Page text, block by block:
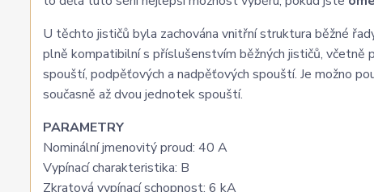
U těchto jističů byla zachována vnitřní struktura běžné
plně kompatibilní s příslušenstvím běžných jističů, včetně
spouští, podpěťových a nadpěťových spouští. Je možno
současně až dvou jednotek spouští.
PARAMETRY
Nominální jmenovitý proud: 40 A
Vypínací charakteristika: B
Zkratová vypínací schopnost: 6 kA